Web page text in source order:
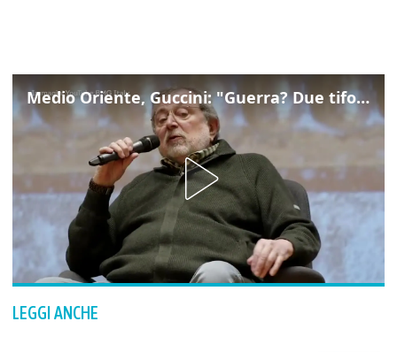
Medio Oriente, Guccini: "Guerra? Due tifoserie che si urlano contro e dimenticano vittime"
LEGGI ANCHE